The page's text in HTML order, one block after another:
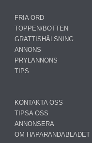
FRIA ORD
TOPPEN/BOTTEN
GRATTISHÄLSNING
ANNONS
PRYLANNONS
TIPS
KONTAKTA OSS
TIPSA OSS
ANNONSERA
OM HAPARANDABLADET